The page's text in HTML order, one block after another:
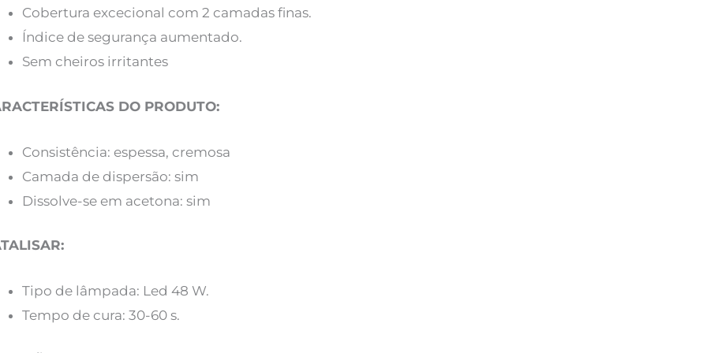
Cobertura excecional com 2 camadas finas.
Índice de segurança aumentado.
Sem cheiros irritantes
DO PRODUTO:
Consistência: espessa, cremosa
Camada de dispersão: sim
Dissolve-se em acetona: sim
Tipo de lâmpada: Led 48 W.
Tempo de cura: 30-60 s.